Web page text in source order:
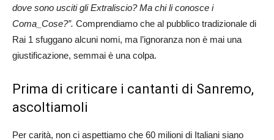
dove sono usciti gli Extraliscio? Ma chi li conosce i
Coma_Cose?”. Comprendiamo che al pubblico tradizionale di
Rai 1 sfuggano alcuni nomi, ma l’ignoranza non è mai una
giustificazione, semmai è una colpa.
Prima di criticare i cantanti di Sanremo,
ascoltiamoli
Per carità, non ci aspettiamo che 60 milioni di Italiani siano